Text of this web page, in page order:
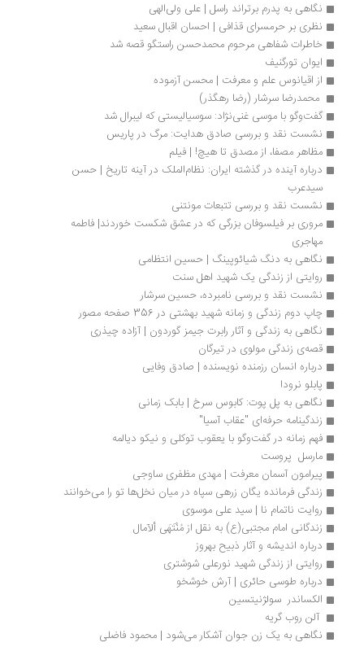
نگاهی به پدرم برتراند راسل | علی ولی‌الهی
نظری بر حرمسرای قذافی | احسان اقبال سعید
خاطرات شفاهی مرحوم محمدحسن راستگو قصه شد
ایوان تورگنیف
از اقیانوس علم و معرفت | محسن آزموده
محمدرضا سرشار (رضا رهگذر)
گفت‌وگو با موسی غنی‌نژاد: سوسیالیستی که لیبرال شد
نشست نقد و بررسی صادق هدایت: مرگ در پاریس
مظاهر مصفا، از مصدق تا هیچ! | فیلم
سیدعرب
نشست نقد و بررسی تتبعات مونتنی
مهاجری
نگاهی به دنگ شیائوپینگ | حسین انتظامی
روایتی از زندگی یک شهید اهل سنت
نشست نقد و بررسی نامبرده، حسین سرشار
چاپ دوم زندگی و زمانه شهید بهشتی در 356 صفحه مصور
نگاهی به زندگی و آثار رابرت جیمز گوردون | آزاده چیذری
قصه‌ی زندگی مولوی در تیرگان
درباره انسان رزمنده نویسنده | صادق وفایی
پابلو نرودا
نگاهی به پل پوت: کابوس سرخ | بابک زمانی
زندگینامه حرفه‌ای "عقاب آسیا"
فهم زمانه در گفت‌وگو با یعقوب توکلی و نیکو دیالمه
مارسل  پروست
پیرامون آسمان معرفت | مهدی مظفری ساوجی
زندگی فرمانده یگان زرهی سپاه در میان نخل‌ها تو را می‌خوانند
روایت ناتمام نا | سید علی موسوی
زندگانی امام مجتبی(ع) به نقل از مُنْتَهَی ألآمال
درباره اندیشه و آثار ذبیح بهروز
روایتی از زندگی شهید نورعلی شوشتری
درباره طوسی حائری | آرش خوشخو
الکساندر  سولژنیتسین
آلن روب گریه
نگاهی به یک زن جوان آشکار می‌شود | محمود فاضلی